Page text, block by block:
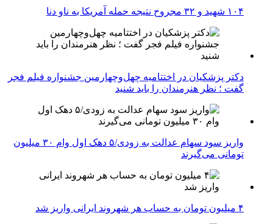
۱۰۴ شهید و ۳۲ مجروح نتیجه حمله آمریکا به ناو دنا
دکتر پزشکیان در اختتامیه چهل‌وچهارمین جشنواره فیلم فجر
گفت ؛ نظر هنرمندان را باید شنید
واریز سود سهام عدالت به زودی/۵ دهک اول وام ۳۰ میلیون
تومانی می‌گیرند
۴ میلیون تومان به حساب هر شهروند ایرانی واریز شد